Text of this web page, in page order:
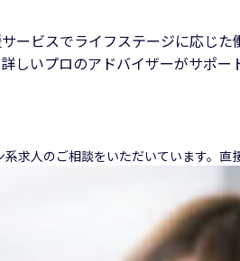
ービスでライフステージに応じた
しいプロのアドバイザーがサポー
求人のご相談をいただいています。直